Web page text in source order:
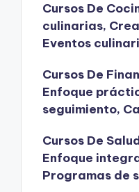
Cursos De
culinarias,
Eventos
Cursos De
Enfoque
seguimiento,
Cursos De
Enfoque
Programas de